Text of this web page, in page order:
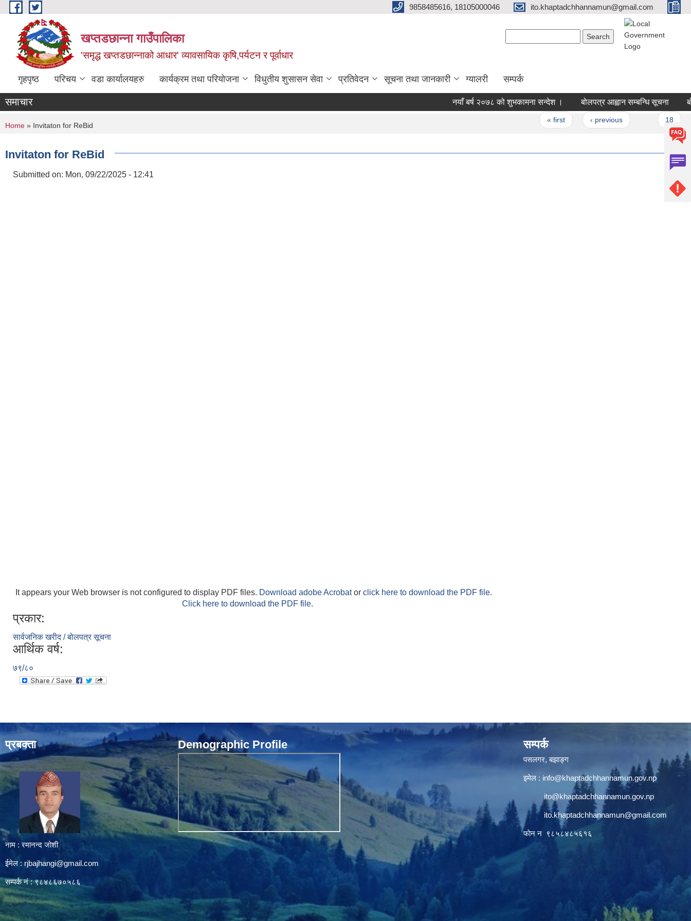
Skip to main content 9858485616, 18105000046 ito.khaptadchhannamun@gmail.com
खप्तडछान्ना गाउँपालिका
'समृद्ध खप्तडछान्नाको आधार' व्यावसायिक कृषि,पर्यटन र पूर्वाधार
गृहपृष्ठ परिचय वडा कार्यालयहरु कार्यक्रम तथा परियोजना विधुतीय शुसासन सेवा प्रतिवेदन सूचना तथा जानकारी ग्यालरी सम्पर्क
समाचार नयाँ बर्ष २०७८ को शुभकामना सन्देश । बोलपत्र आह्वान सम्बन्धि सूचना
« first ‹ previous
You are here
Home » Invitaton for ReBid
Invitaton for ReBid
Submitted on: Mon, 09/22/2025 - 12:41
It appears your Web browser is not configured to display PDF files. Download adobe Acrobator click here to download the PDF file.
Click here to download the PDF file.
प्रकार:
सार्वजनिक खरीद / बोलपत्र सूचना
आर्थिक वर्ष:
७९/८०
प्रबक्ता
नाम : रमानन्द जोशी
ईमेल :rjbajhangi@gmail.com
सम्पर्क नं : ९८४८६७०५८६
Demographic Profile सम्पर्क
पसलगर, बझाङ्ग
इमेल : info@khaptadchhannamun.gov.np
ito@khaptadchhannamun.gov.np
ito.khaptadchhannamun@gmail.com
फाेन न‌‍‍ ९८५८४८५६१६